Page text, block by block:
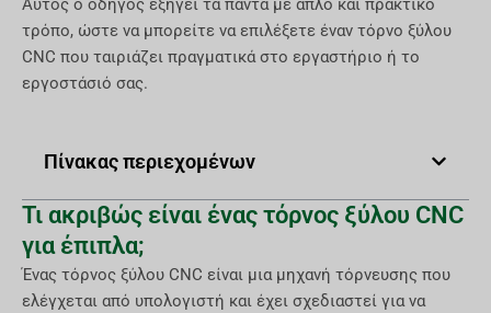
τρόπο, ώστε να μπορείτε να επιλέξετε έναν τόρνο ξύλου
CNC που ταιριάζει πραγματικά στο εργαστήριο ή το
εργοστάσιό σας.
Πίνακας περιεχομένων
Τι ακριβώς είναι ένας τόρνος ξύλου CNC
για έπιπλα;
Ένας τόρνος ξύλου CNC είναι μια μηχανή τόρνευσης που
ελέγχεται από υπολογιστή και έχει σχεδιαστεί για να